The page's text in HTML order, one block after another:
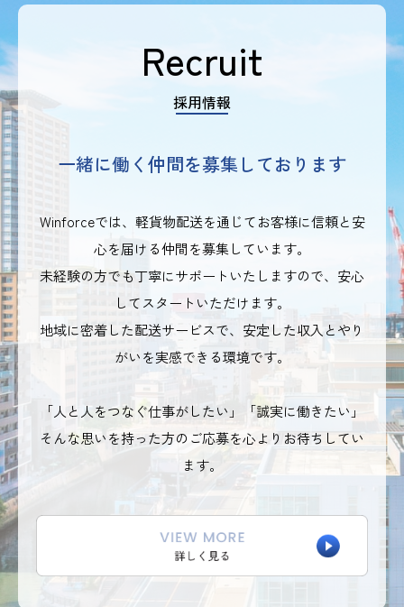
Recruit
採用情報
一緒に働く仲間を募集しております
Winforceでは、軽貨物配送を通じてお客様に信頼と安
心を届ける仲間を募集しています。
未経験の方でも丁寧にサポートいたしますので、安心
してスタートいただけます。
地域に密着した配送サービスで、安定した収入とやり
がいを実感できる環境です。
「人と人をつなぐ仕事がしたい」「誠実に働きたい」
そんな思いを持った方のご応募を心よりお待ちしてい
ます。